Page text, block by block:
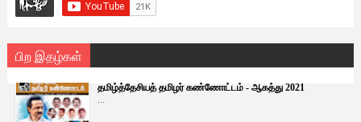
பிற இதழ்கள்
தமிழ்த்தேசியத் தமிழர் கண்ணோட்டம் - ஆகத்து 2021
...